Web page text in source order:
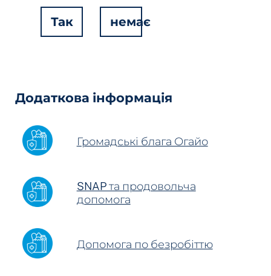
Так немає
Додаткова інформація
Громадські блага Огайо
SNAP та продовольча
допомога
Допомога по безробіттю